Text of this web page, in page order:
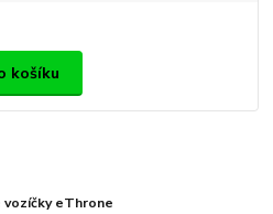
košíku
vozíčky eThrone